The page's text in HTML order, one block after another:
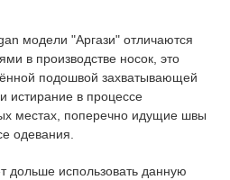
модели "Аргази" отличаются
в производстве носок, это
подошвой захватывающей
истирание в процессе
местах, поперечно идущие швы
одевания.
дольше использовать данную